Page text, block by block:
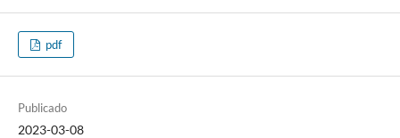
pdf
Publicado
2023-03-08